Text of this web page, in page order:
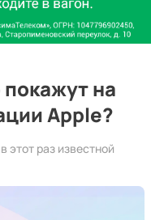
на
Apple?
этот раз известной